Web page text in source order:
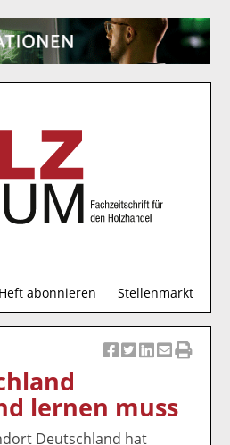
Heft abonnieren Stellenmarkt
u
c
k k
el
k
el
k k
lernen muss
Deutschland hat